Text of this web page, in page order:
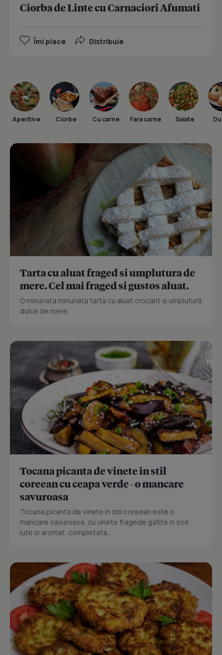
Ciorba de Linte cu Carnaciori Afumati
Îmi place Distribuie
Aperitive Ciorbe Cu carne Fara carne Salate
Tarta cu aluat fraged si umplutura de
mere. Cel mai fraged si gustos aluat.
O minunata minunata tarta cu aluat crocant și umplutură
dulce de mere.
Tocana picanta de vinete in stil
coreean cu ceapa verde - o mancare
savuroasa
Tocana picanta de vinete in stil coreean este o
mancare savuroasa, cu vinete fragede gatite in sos
iute si aromat, completata...